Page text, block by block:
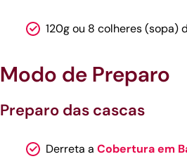
120g ou 8 colheres (sopa)
Modo de Preparo
Preparo das cascas
Derreta a Cobertura em